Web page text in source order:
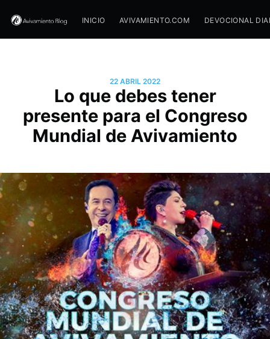
INICIO AVIVAMIENTO.COM DEVOCIONAL
22 ABRIL 2022
Lo que debes tener
presente para el Congreso
Mundial de Avivamiento